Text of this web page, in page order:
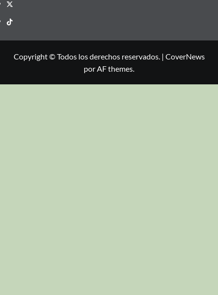
Copyright © Todos los derechos reservados. | CoverNews
por AF themes.